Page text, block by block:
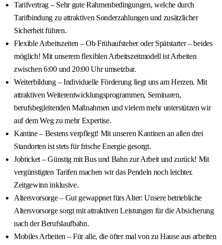
Tarifvertrag – Sehr gute Rahmenbedingungen, welche durch
Tarifbindung zu attraktiven Sonderzahlungen und zusätzlicher
Sicherheit führen.
Flexible Arbeitszeiten – Ob Frühaufsteher oder Spätstarter – beides
möglich! Mit unserem flexiblen Arbeitszeitmodell ist Arbeiten
zwischen 6:00 und 20:00 Uhr umsetzbar.
Weiterbildung – Individuelle Förderung liegt uns am Herzen. Mit
attraktiven Weiterentwicklungsprogrammen, Seminaren,
berufsbegleitenden Maßnahmen und vielem mehr unterstützen wir
auf dem Weg zu mehr Expertise.
Kantine – Bestens verpflegt! Mit unseren Kantinen an allen drei
Standorten ist stets für frische Energie gesorgt.
Jobticket – Günstig mit Bus und Bahn zur Arbeit und zurück! Mit
vergünstigten Tarifen machen wir das Pendeln noch leichter.
Zeitgewinn inklusive.
Altersvorsorge – Gut gewappnet fürs Alter: Unsere betriebliche
Altersvorsorge sorgt mit attraktiven Leistungen für die Absicherung
nach der Berufslaufbahn.
Mobiles Arbeiten – Für alle, die öfter mal von zu Hause aus arbeiten